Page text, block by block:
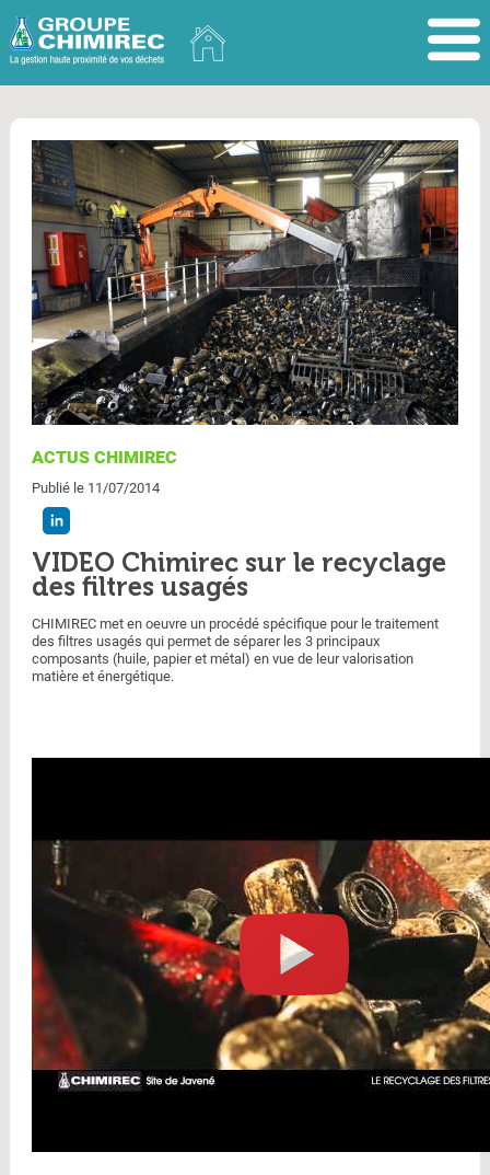
ACTUS CHIMIREC
Publié le 11/07/2014
VIDEO Chimirec sur le recyclage
des filtres usagés
CHIMIREC met en oeuvre un procédé spécifique pour le traitement
des filtres usagés qui permet de séparer les 3 principaux
composants (huile, papier et métal) en vue de leur valorisation
matière et énergétique.